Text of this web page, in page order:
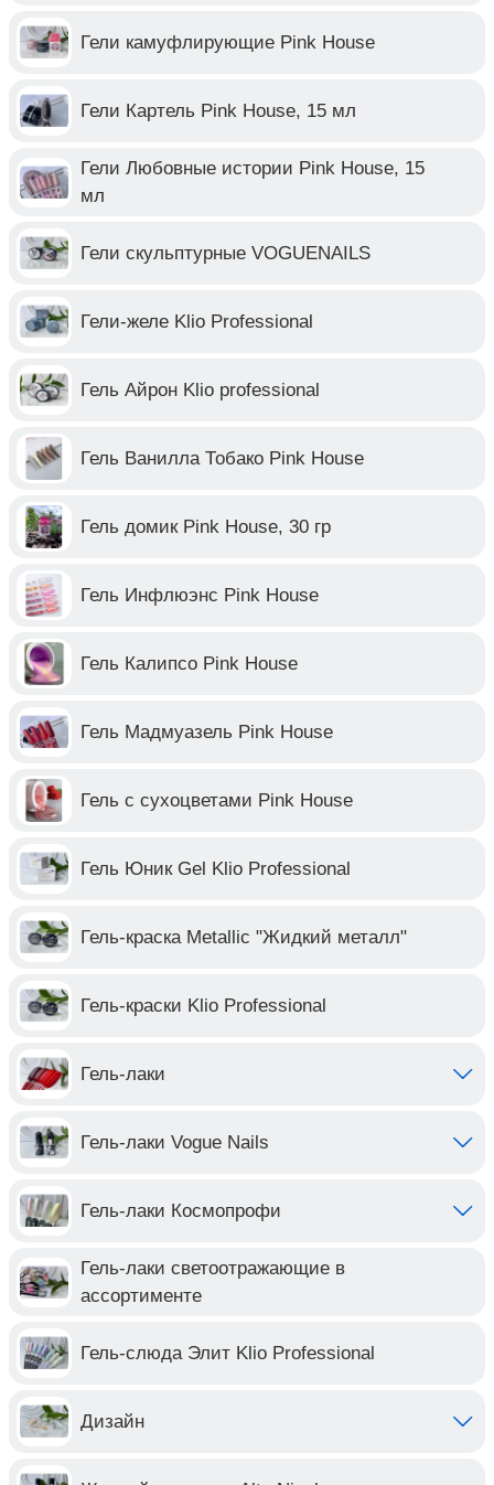
Гели камуфлирующие Pink House
Гели Картель Pink House, 15 мл
Гели Любовные истории Pink House, 15
мл
Гели скульптурные VOGUENAILS
Гели-желе Klio Professional
Гель Айрон Klio professional
Гель Ванилла Тобако Pink House
Гель домик Pink House, 30 гр
Гель Инфлюэнс Pink House
Гель Калипсо Pink House
Гель Мадмуазель Pink House
Гель с сухоцветами Pink House
Гель Юник Gel Klio Professional
Гель-краска Metallic "Жидкий металл"
Гель-краски Klio Professional
Гель-лаки
Гель-лаки Vogue Nails
Гель-лаки Космопрофи
Гель-лаки светоотражающие в
ассортименте
Гель-слюда Элит Klio Professional
Дизайн